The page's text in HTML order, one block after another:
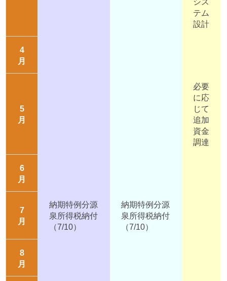
シス
テム
設計
4
月
5
月
必要
に応
じて
追加
資金
調達
6
月
7
月
納期特例分源
泉所得税納付
（7/10）
納期特例分源
泉所得税納付
（7/10）
8
月